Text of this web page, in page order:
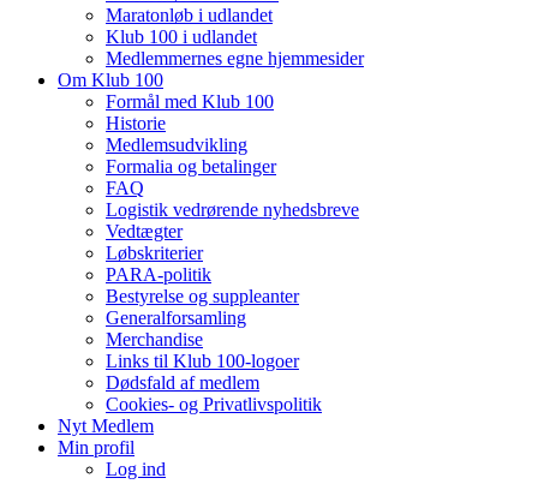
Maratonløb i udlandet
Klub 100 i udlandet
Medlemmernes egne hjemmesider
Om Klub 100
Formål med Klub 100
Historie
Medlemsudvikling
Formalia og betalinger
FAQ
Logistik vedrørende nyhedsbreve
Vedtægter
Løbskriterier
PARA-politik
Bestyrelse og suppleanter
Generalforsamling
Merchandise
Links til Klub 100-logoer
Dødsfald af medlem
Cookies- og Privatlivspolitik
Nyt Medlem
Min profil
Log ind